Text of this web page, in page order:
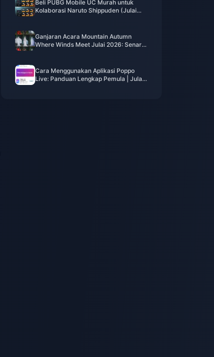
Beli PUBG Mobile UC Murah untuk
Kolaborasi Naruto Shippuden (Julai
Ganjaran Acara Mountain Autumn
Where Winds Meet Julai 2026: Senarai
Cara Menggunakan Aplikasi Poppo
Live: Panduan Lengkap Pemula | Julai